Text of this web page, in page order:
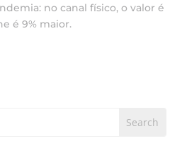
no canal físico, o valor é
é 9% maior.